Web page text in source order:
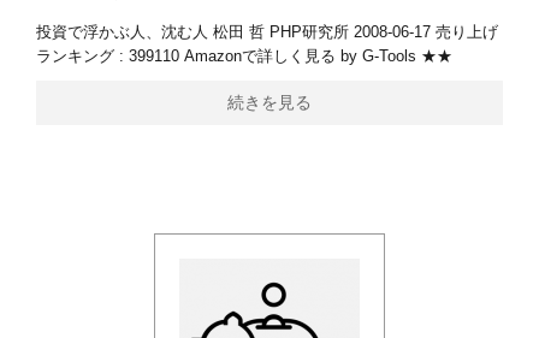
投資で浮かぶ人、沈む人 松田 哲 PHP研究所 2008-06-17 売り上げ
ランキング : 399110 Amazonで詳しく見る by G-Tools ★★
続きを見る